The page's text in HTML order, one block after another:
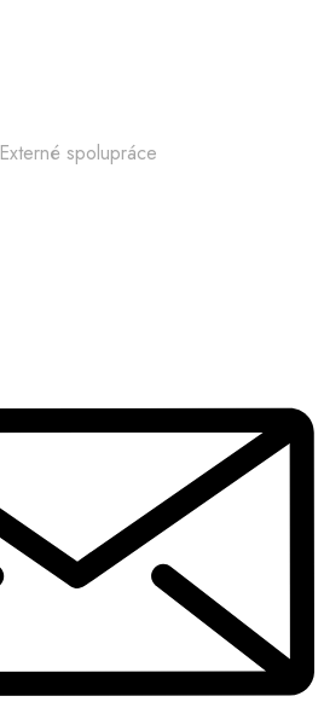
Externé spolupráce